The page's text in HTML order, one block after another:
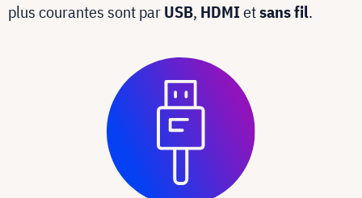
plus courantes sont parUSB, HDMIetsans fil.